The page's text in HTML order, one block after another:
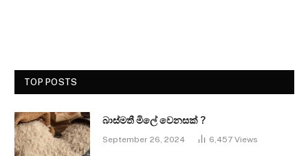
TOP POSTS
බාස්මතී මිලේ වෙනසක් ?
September 26, 2024 6,457 Views